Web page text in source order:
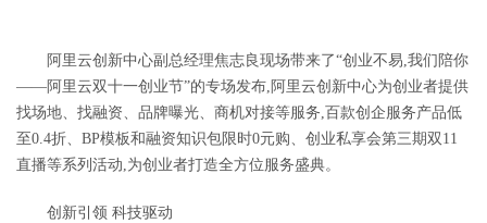
阿里云创新中心副总经理焦志良现场带来了“创业不易,我们陪你
——阿里云双十一创业节”的专场发布,阿里云创新中心为创业者提供
找场地、找融资、品牌曝光、商机对接等服务,百款创企服务产品低
至0.4折、BP模板和融资知识包限时0元购、创业私享会第三期双11
直播等系列活动,为创业者打造全方位服务盛典。
创新引领 科技驱动